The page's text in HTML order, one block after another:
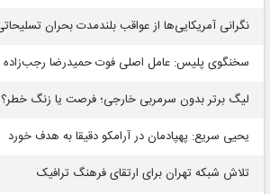
نگرانی آمریکایی‌ها از عواقب بلندمدت بحران
سخنگوی پلیس: عامل اصلی فوت حمیدرضا رجب‌زاده
لیگ برتر بدون سرمربی خارجی؛ فرصت یا زنگ خطر؟
یحیی سریع: پهپادمان در آرامکو دقیقا به هدف خورد
تلاش شبکه تهران برای ارتقای فرهنگ ترافیک